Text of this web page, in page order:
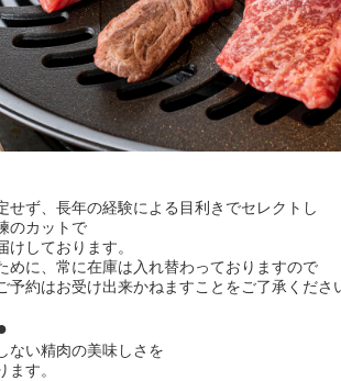
せず、長年の経験による目利きでセレクトし
のカットで
しております。
めに、常に在庫は入れ替わっておりますので
予約はお受け出来かねますことをご了承くださ
ない精肉の美味しさを
す。